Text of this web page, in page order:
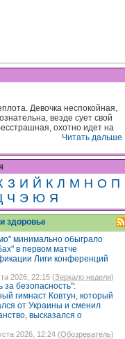
Девочка неспокойная,
везде сует свой
охотно идет на
Читать дальше
З И Й К Л М Н О П
Ч Э Ю Я
здоровье
минимально обыграло
в первом матче
Лиги конференций
2026, 22:15 (Зеркало недели)
за безопасность":
гимнаст Ковтун, который
от Украины и сменил
высказался о
2026, 12:24 (Обозреватель)